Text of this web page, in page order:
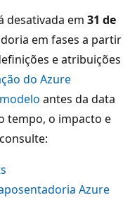
desativada em 31 de
em fases a partir
e atribuições
do Azure
antes da data
tempo, o impacto e
Azure